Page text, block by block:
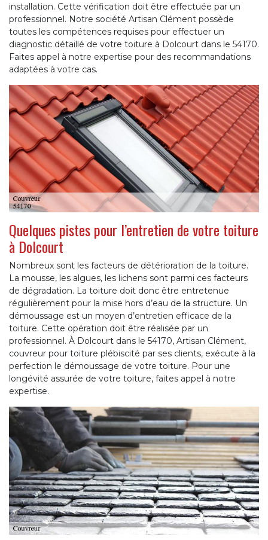
installation. Cette vérification doit être effectuée par un
professionnel. Notre société Artisan Clément possède
toutes les compétences requises pour effectuer un
diagnostic détaillé de votre toiture à Dolcourt dans le 54170.
Faites appel à notre expertise pour des recommandations
adaptées à votre cas.
Quelques pistes pour l’entretien de votre toiture
à Dolcourt
Nombreux sont les facteurs de détérioration de la toiture.
La mousse, les algues, les lichens sont parmi ces facteurs
de dégradation. La toiture doit donc être entretenue
régulièrement pour la mise hors d’eau de la structure. Un
démoussage est un moyen d’entretien efficace de la
toiture. Cette opération doit être réalisée par un
professionnel. À Dolcourt dans le 54170, Artisan Clément,
couvreur pour toiture plébiscité par ses clients, exécute à la
perfection le démoussage de votre toiture. Pour une
longévité assurée de votre toiture, faites appel à notre
expertise.